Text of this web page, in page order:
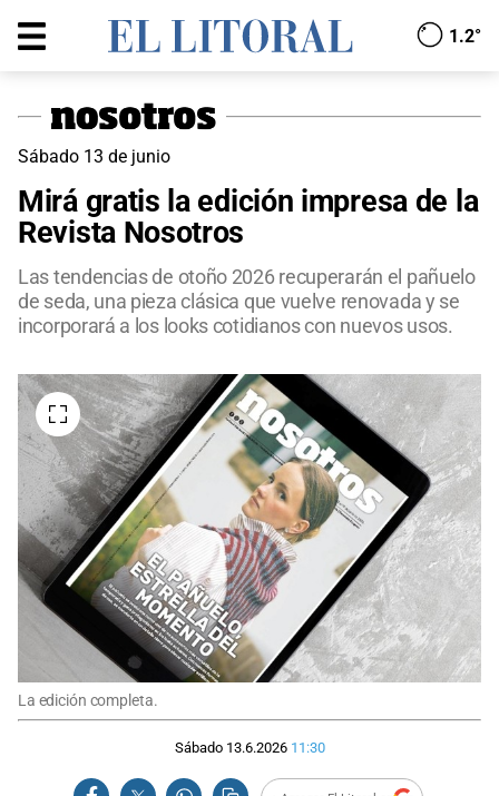
1.2°
Sábado 13 de junio
Mirá gratis la edición impresa de la
Revista Nosotros
Las tendencias de otoño 2026 recuperarán el pañuelo
de seda, una pieza clásica que vuelve renovada y se
incorporará a los looks cotidianos con nuevos usos.
La edición completa.
Sábado 13.6.2026 11:30